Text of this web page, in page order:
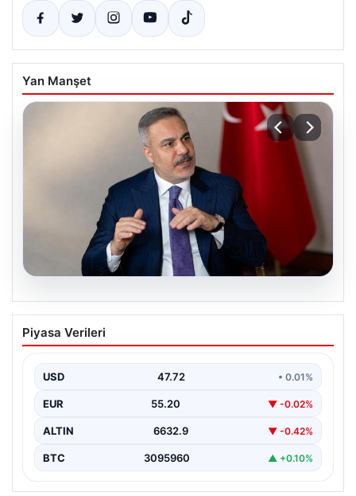
Yan Manşet
08.08.2026
Mekke Ortak Savunma Anlaşması ve
Bölgesel Güvenlik Yaklaşımları
güvenliğin sağlanması amacıyla kurulan yeni bir
oluşum…
Piyasa Verileri
USD 47.72 • 0.01%
EUR 55.20 ▼ -0.02%
ALTIN 6632.9 ▼ -0.42%
BTC 3095960 ▲ +0.10%